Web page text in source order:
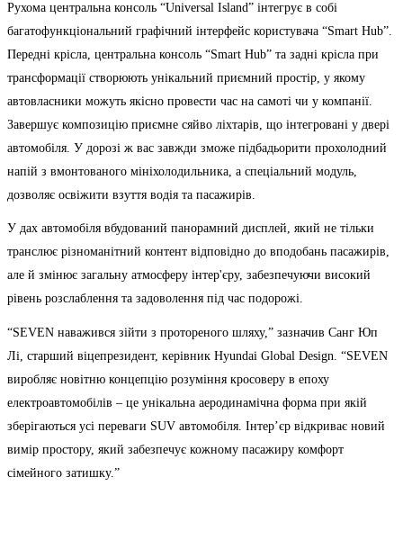
Рухома центральна консоль “Universal Island” інтегрує в собі
багатофункціональний графічний інтерфейс користувача “Smart Hub”.
Передні крісла, центральна консоль “Smart Hub” та задні крісла при
трансформації створюють унікальний приємний простір, у якому
автовласники можуть якісно провести час на самоті чи у компанії.
Завершує композицію приємне сяйво ліхтарів, що інтегровані у двері
автомобіля. У дорозі ж вас завжди зможе підбадьорити прохолодний
напій з вмонтованого мініхолодильника, а спеціальний модуль,
дозволяє освіжити взуття водія та пасажирів.
У дах автомобіля вбудований панорамний дисплей, який не тільки
транслює різноманітний контент відповідно до вподобань пасажирів,
але й змінює загальну атмосферу інтер'єру, забезпечуючи високий
рівень розслаблення та задоволення під час подорожі.
“SEVEN наважився зійти з протореного шляху,” зазначив Санг Юп
Лі, старший віцепрезидент, керівник Hyundai Global Design. “SEVEN
виробляє новітню концепцію розуміння кросоверу в епоху
електроавтомобілів – це унікальна аеродинамічна форма при якій
зберігаються усі переваги SUV автомобіля. Інтер’єр відкриває новий
вимір простору, який забезпечує кожному пасажиру комфорт
сімейного затишку.”